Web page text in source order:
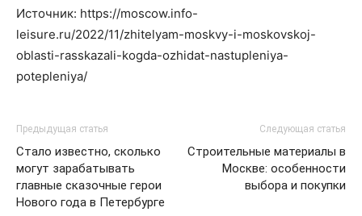
Источник: https://moscow.info-
leisure.ru/2022/11/zhitelyam-moskvy-i-moskovskoj-
oblasti-rasskazali-kogda-ozhidat-nastupleniya-
potepleniya/
Предыдущая статья
Стало известно, сколько
могут зарабатывать
главные сказочные герои
Нового года в Петербурге
Следующая статья
Строительные материалы в
Москве: особенности
выбора и покупки